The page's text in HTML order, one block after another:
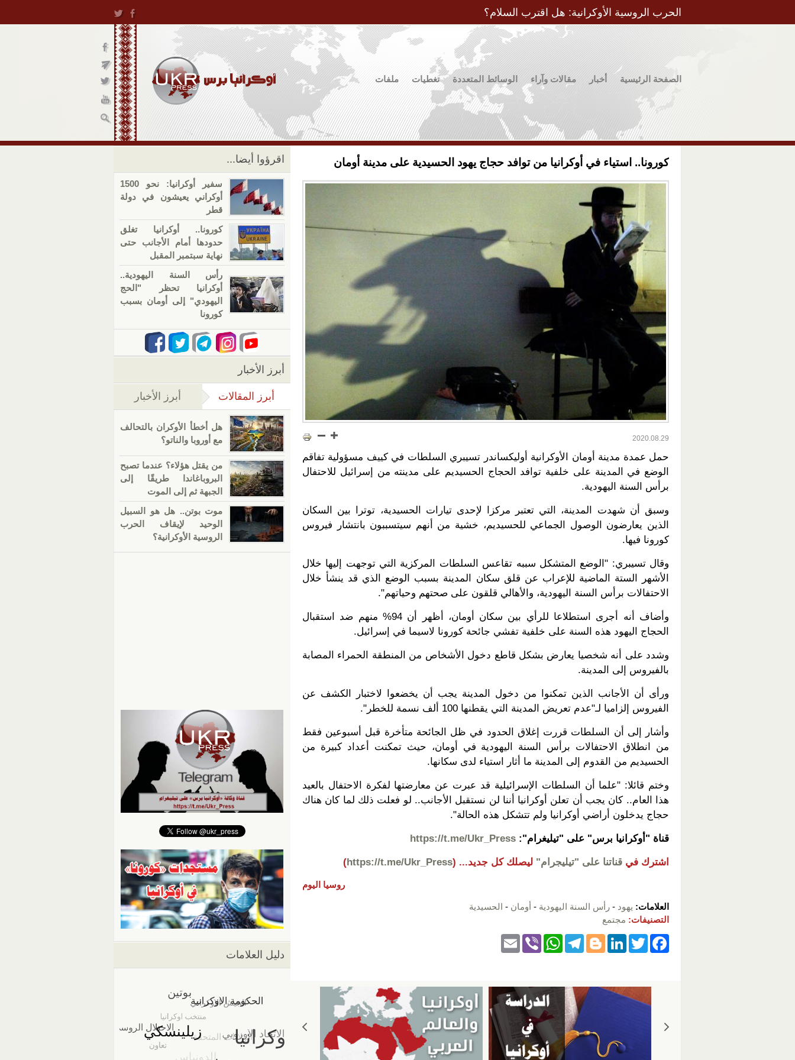
الحرب الروسية الأوكرانية: هل اقترب السلام؟
الصفحة الرئيسية أخبار مقالات وآراء الوسائط المتعددة تغطيات ملفات
كورونا.. استياء في أوكرانيا من توافد حجاج يهود الحسيدية على مدينة أومان
2020.08.29
حمل عمدة مدينة أومان الأوكرانية أوليكساندر تسيبري السلطات في كييف مسؤولية تفاقم
الوضع في المدينة على خلفية توافد الحجاج الحسيديم على مدينته من إسرائيل للاحتفال
برأس السنة اليهودية.
وسبق أن شهدت المدينة، التي تعتبر مركزا لإحدى تيارات الحسيدية، توترا بين السكان
الذين يعارضون الوصول الجماعي للحسيديم، خشية من أنهم سيتسببون بانتشار فيروس
كورونا فيها.
وقال تسيبري: "الوضع المتشكل سببه تقاعس السلطات المركزية التي توجهت إليها خلال
الأشهر الستة الماضية للإعراب عن قلق سكان المدينة بسبب الوضع الذي قد ينشأ خلال
الاحتفالات برأس السنة اليهودية، والأهالي قلقون على صحتهم وحياتهم".
وأضاف أنه أجرى استطلاعا للرأي بين سكان أومان، أظهر أن 94% منهم ضد استقبال
الحجاج اليهود هذه السنة على خلفية تفشي جائحة كورونا لاسيما في إسرائيل.
وشدد على أنه شخصيا يعارض بشكل قاطع دخول الأشخاص من المنطقة الحمراء المصابة
بالفيروس إلى المدينة.
ورأى أن الأجانب الذين تمكنوا من دخول المدينة يجب أن يخضعوا لاختبار الكشف عن
الفيروس إلزاميا لـ"عدم تعريض المدينة التي يقطنها 100 ألف نسمة للخطر".
وأشار إلى أن السلطات قررت إغلاق الحدود في ظل الجائحة متأخرة قبل أسبوعين فقط
من انطلاق الاحتفالات برأس السنة اليهودية في أومان، حيث تمكنت أعداد كبيرة من
الحسيديم من القدوم إلى المدينة ما أثار استياء لدى سكانها.
وختم قائلا: "علما أن السلطات الإسرائيلية قد عبرت عن معارضتها لفكرة الاحتفال بالعيد
هذا العام.. كان يجب أن تعلن أوكرانيا أننا لن نستقبل الأجانب.. لو فعلت ذلك لما كان هناك
حجاج يدخلون أراضي أوكرانيا ولم تتشكل هذه الحالة".
قناة "أوكرانيا برس" على "تيليغرام": https://t.me/Ukr_Press
اشترك في قناتنا على "تيليجرام" ليصلك كل جديد... (
https://t.me/Ukr_Press
)
روسيا اليوم
العلامات: يهود - رأس السنة اليهودية - أومان - الحسيدية
التصنيفات: مجتمع
F
e
T
er
Li
n
Bl
g
er
T
gr
m
W
s
A
p
p
Vi
اقرؤوا أيضا...
سفير أوكرانيا: نحو 1500
أوكراني يعيشون في دولة
قطر
كورونا.. أوكرانيا تغلق
حدودها أمام الأجانب حتى
نهاية سبتمبر المقبل
رأس السنة اليهودية..
أوكرانيا تحظر "الحج
اليهودي" إلى أومان بسبب
كورونا
أبرز الأخبار
أبرز المقالات (علامة التبويب النشطة)
أبرز الأخبار
هل أخطأ الأوكران بالتحالف
مع أوروبا والناتو؟
من يقتل هؤلاء؟ عندما تصبح
البروباغاندا طريقًا إلى
الجبهة ثم إلى الموت
موت بوتن.. هل هو السبيل
الوحيد لإيقاف الحرب
الروسية الأوكرانية؟
دليل العلامات